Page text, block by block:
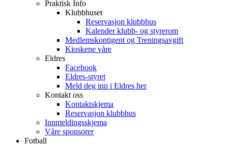
Praktisk Info
Klubbhuset
Reservasjon klubbhus
Kalender klubb- og styrerom
Medlemskontigent og Treningsavgift
Kioskene våre
Eldres
Facebook
Eldres-styret
Meld deg inn i Eldres her
Kontakt oss
Kontaktskjema
Reservasjon klubbhus
Innmeldingsskjema
Våre sponsorer
Fotball